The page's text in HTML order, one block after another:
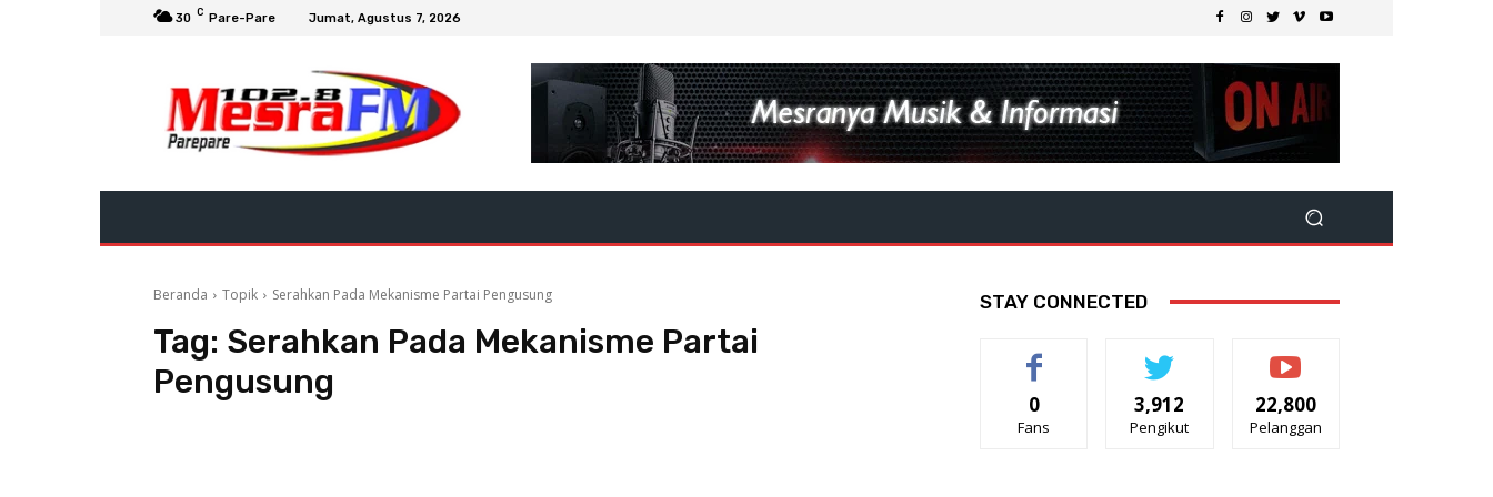
30 C Pare-Pare Jumat, Agustus 7, 2026
Beranda Topik Serahkan Pada Mekanisme Partai Pengusung
Tag: Serahkan Pada Mekanisme Partai
Pengusung
STAY CONNECTED
0
Fans
3,912
Pengikut
22,800
Pelanggan